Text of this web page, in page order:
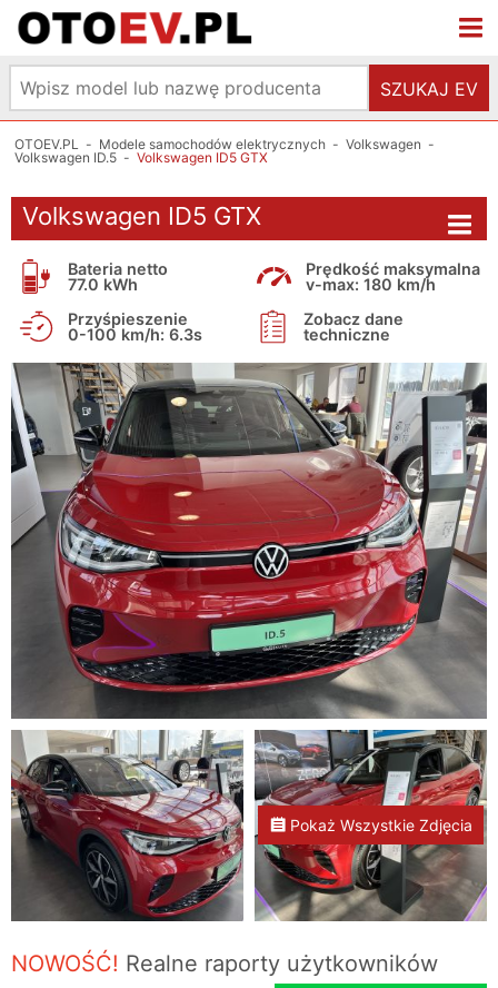
SZUKAJ EV
OTOEV.PL - Modele samochodów elektrycznych - Volkswagen -
Volkswagen ID.5 - Volkswagen ID5 GTX
Volkswagen ID5 GTX
Bateria netto
77.0 kWh
Prędkość maksymalna
v-max: 180 km/h
Przyśpieszenie
0-100 km/h: 6.3s
Zobacz dane
techniczne
Pokaż Wszystkie Zdjęcia
NOWOŚĆ! Realne raporty użytkowników